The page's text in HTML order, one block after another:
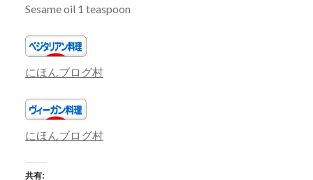
Sesame oil 1 teaspoon
にほんブログ村
にほんブログ村
共有: